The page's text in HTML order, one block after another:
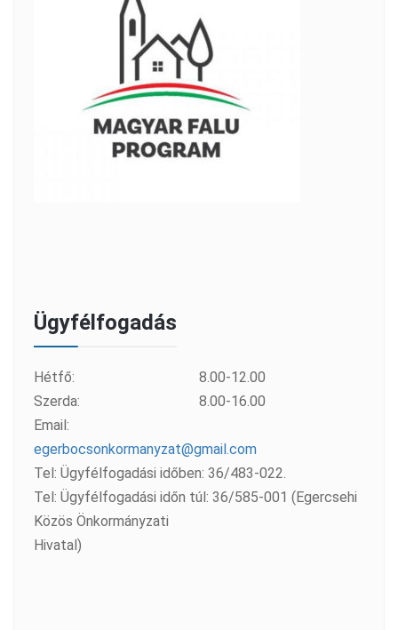
Ügyfélfogadás
Hétfő:
8.00-12.00
Szerda:
8.00-16.00
Email:
egerbocsonkormanyzat@gmail.com
Tel: Ügyfélfogadási időben: 36/483-022.
Tel: Ügyfélfogadási időn túl: 36/585-001 (Egercsehi
Közös Önkormányzati
Hivatal)